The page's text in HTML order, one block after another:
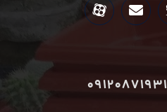
09120871931